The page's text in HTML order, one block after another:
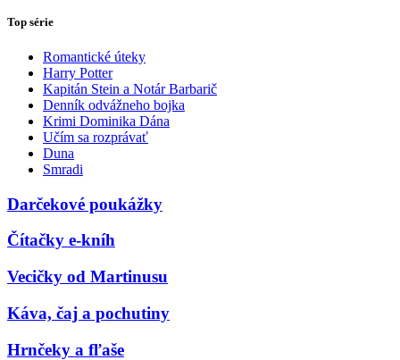
Top série
Romantické úteky
Harry Potter
Kapitán Stein a Notár Barbarič
Denník odvážneho bojka
Krimi Dominika Dána
Učím sa rozprávať
Duna
Smradi
Darčekové poukážky
Čítačky e-kníh
Vecičky od Martinusu
Káva, čaj a pochutiny
Hrnčeky a fľaše